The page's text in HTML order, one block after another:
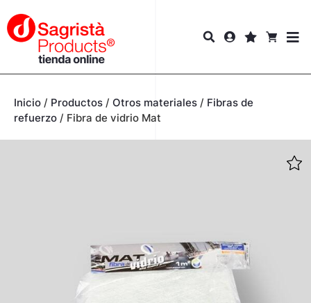
Inicio / Productos / Otros materiales / Fibras de
refuerzo / Fibra de vidrio Mat